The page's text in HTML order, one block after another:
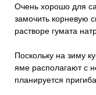
Очень хорошо для
замочить корневую
растворе гумата
Поскольку на зиму
яме располагают с
планируется